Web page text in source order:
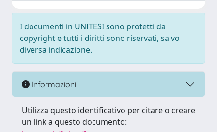
I documenti in UNITESI sono protetti da
copyright e tutti i diritti sono riservati, salvo
diversa indicazione.
Informazioni
Utilizza questo identificativo per citare o creare
un link a questo documento: